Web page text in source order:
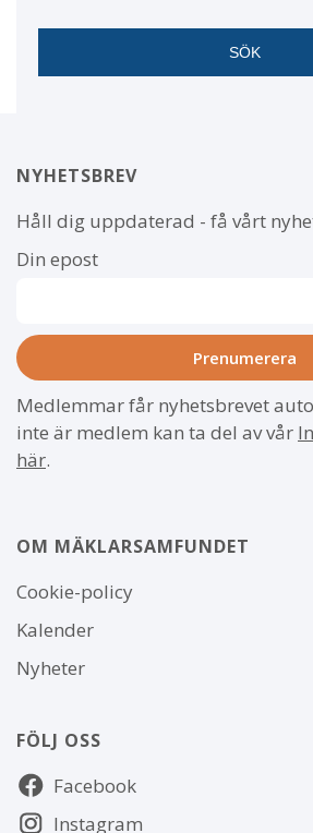
NYHETSBREV
Håll dig uppdaterad - få vårt
Din epost
Medlemmar får nyhetsbrevet
inte är medlem kan ta del av vår
här.
OM MÄKLARSAMFUNDET
Om
webbplatsen
Cookie-policy
Kalender
Nyheter
FÖLJ OSS
Följ
oss Facebook
Instagram